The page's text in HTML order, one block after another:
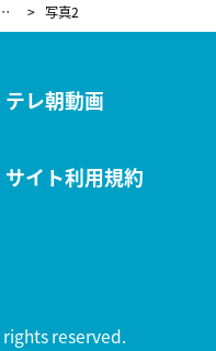
ンくるま不在”の収録…その裏側を赤裸々トーク 写真2
テレ朝動画
サイト利用規約
reserved.